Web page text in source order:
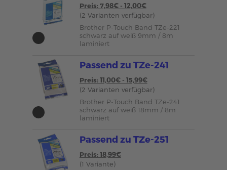
Preis: 7,98€ - 12,00€
(2 Varianten verfügbar)
Brother P-Touch Band TZe-221
schwarz auf weiß 9mm / 8m
laminiert
Passend zu TZe-241
Preis: 11,00€ - 15,99€
(2 Varianten verfügbar)
Brother P-Touch Band TZe-241
schwarz auf weiß 18mm / 8m
laminiert
Passend zu TZe-251
Preis: 18,99€
(1 Variante)